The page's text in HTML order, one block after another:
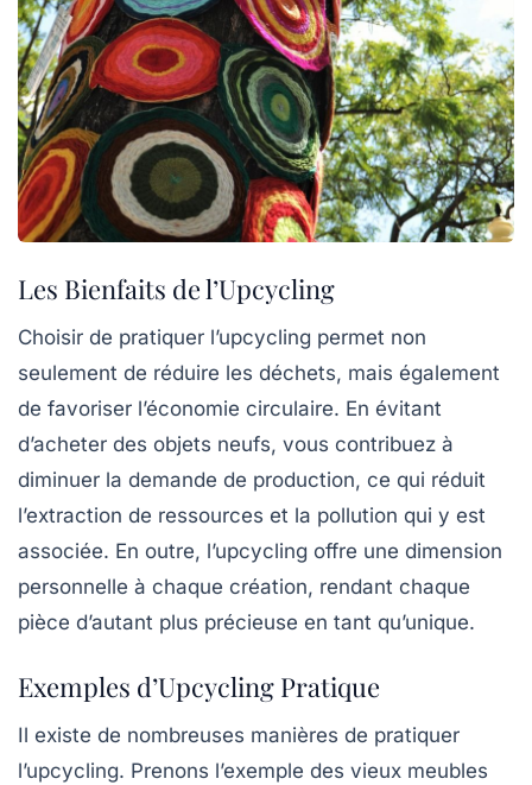
Les Bienfaits de l’Upcycling
Choisir de pratiquer l’upcycling permet non
seulement de réduire les déchets, mais également
de favoriser l’économie circulaire. En évitant
d’acheter des objets neufs, vous contribuez à
diminuer la demande de production, ce qui réduit
l’extraction de ressources et la pollution qui y est
associée. En outre, l’upcycling offre une dimension
personnelle à chaque création, rendant chaque
pièce d’autant plus précieuse en tant qu’unique.
Exemples d’Upcycling Pratique
Il existe de nombreuses manières de pratiquer
l’upcycling. Prenons l’exemple des vieux meubles